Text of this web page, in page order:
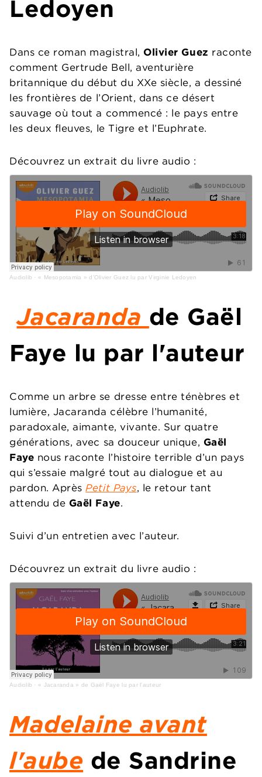
Ledoyen
Dans ce roman magistral, Olivier Guez raconte
comment Gertrude Bell, aventurière
britannique du début du XXe siècle, a dessiné
les frontières de l’Orient, dans ce désert
sauvage où tout a commencé : le pays entre
les deux fleuves, le Tigre et l’Euphrate.
Découvrez un extrait du livre audio :
Audiolib · « Mesopotamia » d'Olivier Guez lu par Virginie Ledoyen
Jacaranda de Gaël
Faye lu par l'auteur
Comme un arbre se dresse entre ténèbres et
lumière, Jacaranda célèbre l’humanité,
paradoxale, aimante, vivante. Sur quatre
générations, avec sa douceur unique, Gaël
Faye nous raconte l’histoire terrible d’un pays
qui s’essaie malgré tout au dialogue et au
pardon. AprèsPetit Pays, le retour tant
attendu de Gaël Faye.
Suivi d’un entretien avec l’auteur.
Découvrez un extrait du livre audio :
Audiolib · « Jacaranda » de Gaël Faye lu par l'auteur
Madelaine avant
l'aube de Sandrine